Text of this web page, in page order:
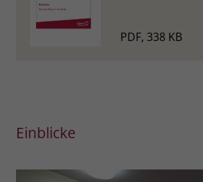
PDF, 338 KB
Einblicke